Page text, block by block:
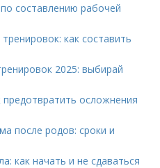
составлению рабочей
как составить
2025: выбирай
осложнения
после родов: сроки и
как начать и не сдаваться